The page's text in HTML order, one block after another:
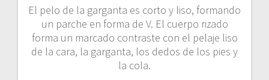
El pelo de la garganta es corto y liso, formando
un parche en forma de V. El cuerpo rizado
forma un marcado contraste con el pelaje liso
de la cara, la garganta, los dedos de los pies y
la cola.